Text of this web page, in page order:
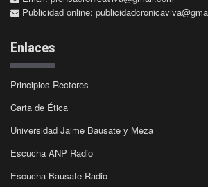
Publicidad online:
Enlaces
Principios Rectores
Carta de Ética
Universidad Jaime Bausate y Meza
Escucha ANP Radio
Escucha Bausate Radio